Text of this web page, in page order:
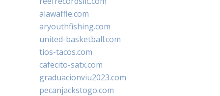
alawaffle.com
aryouthfishing.com
united-basketball.com
tios-tacos.com
cafecito-satx.com
graduacionviu2023.com
pecanjackstogo.com